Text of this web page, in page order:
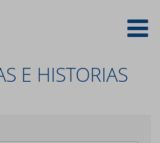
E HISTORIAS